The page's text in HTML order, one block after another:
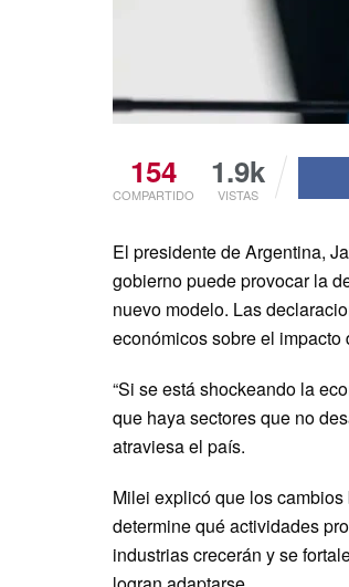
154
COMPARTIDO
1.9k
VISTAS
El presidente de Argentina,
gobierno puede provocar la
nuevo modelo. Las
económicos sobre el
“Si se está shockeando la
que haya sectores que no
atraviesa el país.
Milei explicó que los
determine qué actividades
industrias crecerán y se